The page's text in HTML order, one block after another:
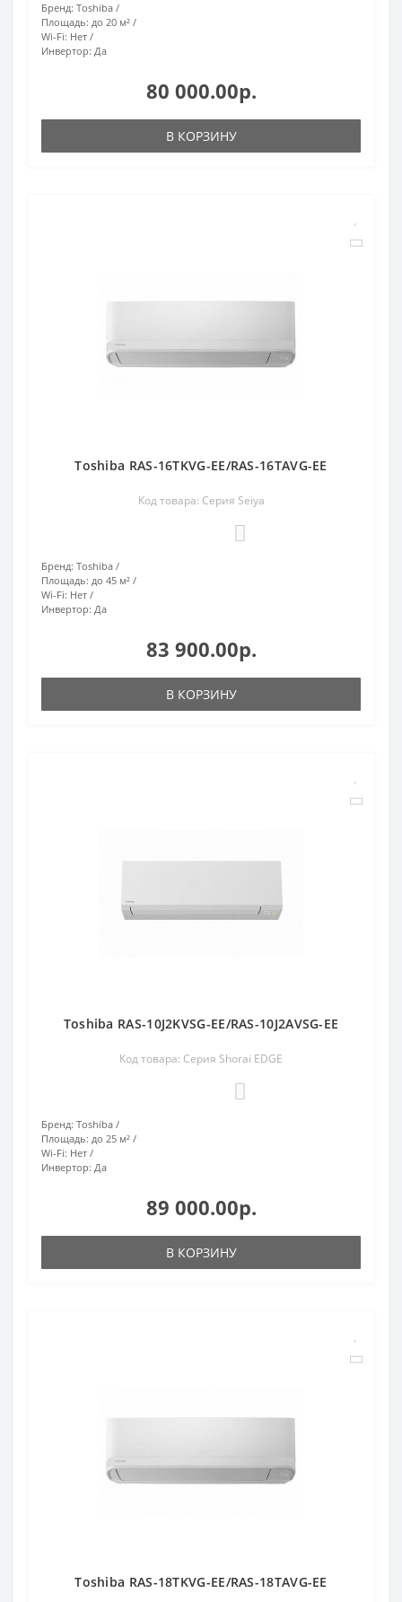
Бренд: Toshiba
Площадь: до 20 м²
Wi-Fi: Нет
Инвертор: Да
80 000.00р.
В КОРЗИНУ
Toshiba RAS-16TKVG-EE/RAS-16TAVG-EE
Код товара: Серия Seiya
Бренд: Toshiba
Площадь: до 45 м²
Wi-Fi: Нет
Инвертор: Да
83 900.00р.
В КОРЗИНУ
Toshiba RAS-10J2KVSG-EE/RAS-10J2AVSG-EE
Код товара: Серия Shorai EDGE
Бренд: Toshiba
Площадь: до 25 м²
Wi-Fi: Нет
Инвертор: Да
89 000.00р.
В КОРЗИНУ
Toshiba RAS-18TKVG-EE/RAS-18TAVG-EE